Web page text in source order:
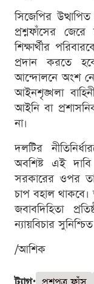
সিজেপির
প্রশ্নফাঁসের
শিক্ষার্থীর
প্রদান করতে
আন্দোলনে অংশ
আইনশৃঙ্খলা
আইনি বা
না।
দলটির
অবশিষ্ট এই
সরকারের ওপর
চাপ বহাল থাকবে।
জবাবদিহিতা
ন্যায়বিচার
/আশিক